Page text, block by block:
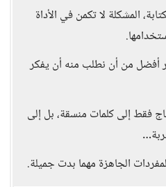
المشكلة لا تكمن في الأداة
أفضل من أن نطلب منه أن يفكر
فقط إلى كلمات منسقة، بل إلى
الجاهزة مهما بدت جميلة.